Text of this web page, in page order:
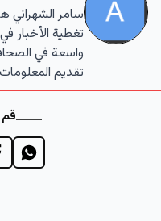
سامر
تغطية الأخبار
واسعة في
تقديم
قم